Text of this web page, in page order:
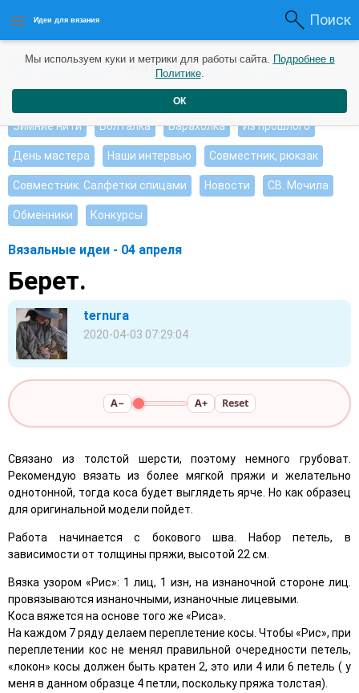
Идеи для вязания Поиск
Интересные идеи Мои работы Видео журнал
Душевные петельки
Зимние нити Болталка Барахолка Из прошлого
День мастера Наши интервью Совместник, рюкзак
Совместник. Салфетки спицами Новости СВ. Мочила
Обменники Конкурсы
Вязальные идеи - 04 апреля
Берет.
ternura
2020-04-03 07:29:04
A− A+ Reset
Связано из толстой шерсти, поэтому немного грубоват.
Рекомендую вязать из более мягкой пряжи и желательно
однотонной, тогда коса будет выглядеть ярче. Но как образец
для оригинальной модели пойдет.
Работа начинается с бокового шва. Набор петель, в
зависимости от толщины пряжи, высотой 22 см.
Вязка узором «Рис»: 1 лиц, 1 изн, на изнаночной стороне лиц.
провязываются изнаночными, изнаночные лицевыми.
Коса вяжется на основе того же «Риса».
На каждом 7 ряду делаем переплетение косы. Чтобы «Рис», при
переплетении кос не менял правильной очередности петель,
«локон» косы должен быть кратен 2, это или 4 или 6 петель ( у
меня в данном образце 4 петли, поскольку пряжа толстая).
Мы используем куки и метрики для работы сайта. Подробнее в
Политике.
ОК